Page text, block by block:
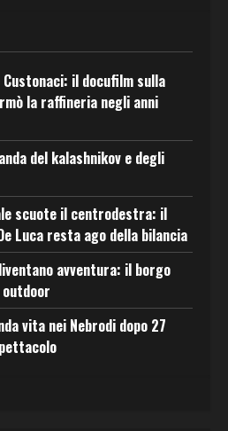
il docufilm sulla
la raffineria negli anni
del kalashnikov e degli
scuote il centrodestra: il
Luca resta ago della bilancia
avventura: il borgo
vita nei Nebrodi dopo 27